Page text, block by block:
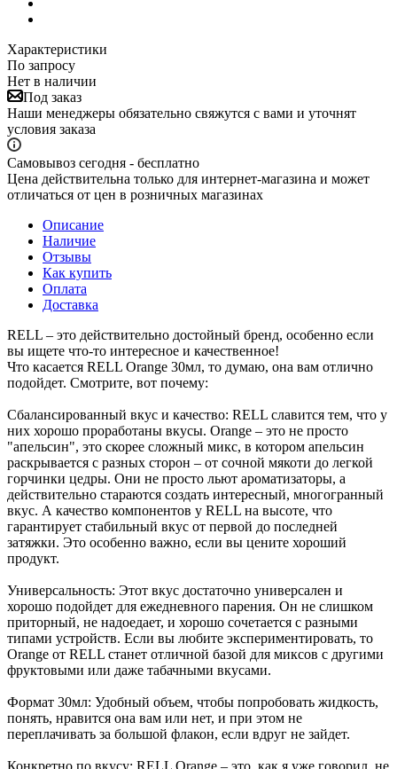
Характеристики
По запросу
Нет в наличии
Под заказ
Наши менеджеры обязательно свяжутся с вами и уточнят
условия заказа
Самовывоз сегодня - бесплатно
Цена действительна только для интернет-магазина и может
отличаться от цен в розничных магазинах
Описание
Наличие
Отзывы
Как купить
Оплата
Доставка
RELL – это действительно достойный бренд, особенно если
вы ищете что-то интересное и качественное!
Что касается RELL Orange 30мл, то думаю, она вам отлично
подойдет. Смотрите, вот почему:
Сбалансированный вкус и качество: RELL славится тем, что у
них хорошо проработаны вкусы. Orange – это не просто
"апельсин", это скорее сложный микс, в котором апельсин
раскрывается с разных сторон – от сочной мякоти до легкой
горчинки цедры. Они не просто льют ароматизаторы, а
действительно стараются создать интересный, многогранный
вкус. А качество компонентов у RELL на высоте, что
гарантирует стабильный вкус от первой до последней
затяжки. Это особенно важно, если вы цените хороший
продукт.
Универсальность: Этот вкус достаточно универсален и
хорошо подойдет для ежедневного парения. Он не слишком
приторный, не надоедает, и хорошо сочетается с разными
типами устройств. Если вы любите экспериментировать, то
Orange от RELL станет отличной базой для миксов с другими
фруктовыми или даже табачными вкусами.
Формат 30мл: Удобный объем, чтобы попробовать жидкость,
понять, нравится она вам или нет, и при этом не
переплачивать за большой флакон, если вдруг не зайдет.
Конкретно по вкусу: RELL Orange – это, как я уже говорил, не